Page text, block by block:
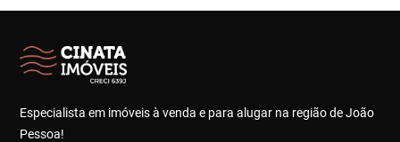
Especialista em imóveis à venda e para alugar na região de João
Pessoa!